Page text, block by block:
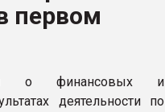
первом
о финансовых и
деятельности по